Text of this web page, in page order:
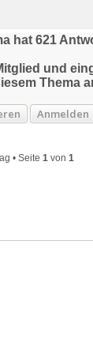
hat 621
und
Thema
Anmelden
• Seite 1 von 1